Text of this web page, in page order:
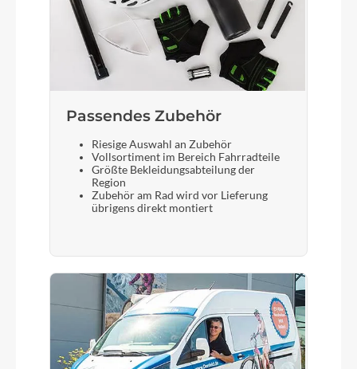
Passendes Zubehör
Riesige Auswahl an Zubehör
Vollsortiment im Bereich Fahrradteile
Größte Bekleidungsabteilung der
Region
Zubehör am Rad wird vor Lieferung
übrigens direkt montiert